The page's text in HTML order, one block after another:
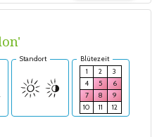
Standort
Blütezeit
1
2
3
4
5
6
7
8
9
10
11 12